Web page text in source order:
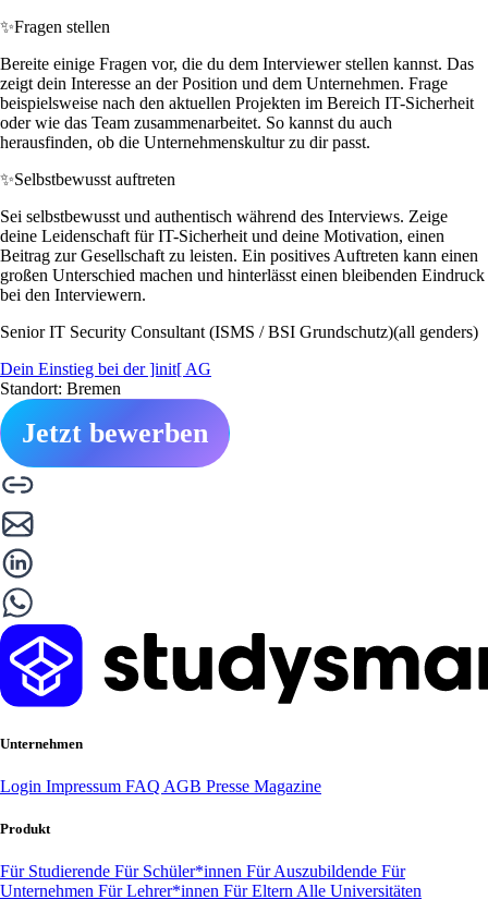
✨Fragen stellen
Bereite einige Fragen vor, die du dem Interviewer stellen kannst. Das
zeigt dein Interesse an der Position und dem Unternehmen. Frage
beispielsweise nach den aktuellen Projekten im Bereich IT-Sicherheit
oder wie das Team zusammenarbeitet. So kannst du auch
herausfinden, ob die Unternehmenskultur zu dir passt.
✨Selbstbewusst auftreten
Sei selbstbewusst und authentisch während des Interviews. Zeige
deine Leidenschaft für IT-Sicherheit und deine Motivation, einen
Beitrag zur Gesellschaft zu leisten. Ein positives Auftreten kann einen
großen Unterschied machen und hinterlässt einen bleibenden Eindruck
bei den Interviewern.
Senior IT Security Consultant (ISMS / BSI Grundschutz)(all genders)
Dein Einstieg bei der ]init[ AG
Standort: Bremen
Jetzt bewerben
Unternehmen
Login Impressum FAQ AGB Presse Magazine
Produkt
Für Studierende Für Schüler*innen Für Auszubildende Für
Unternehmen Für Lehrer*innen Für Eltern Alle Universitäten